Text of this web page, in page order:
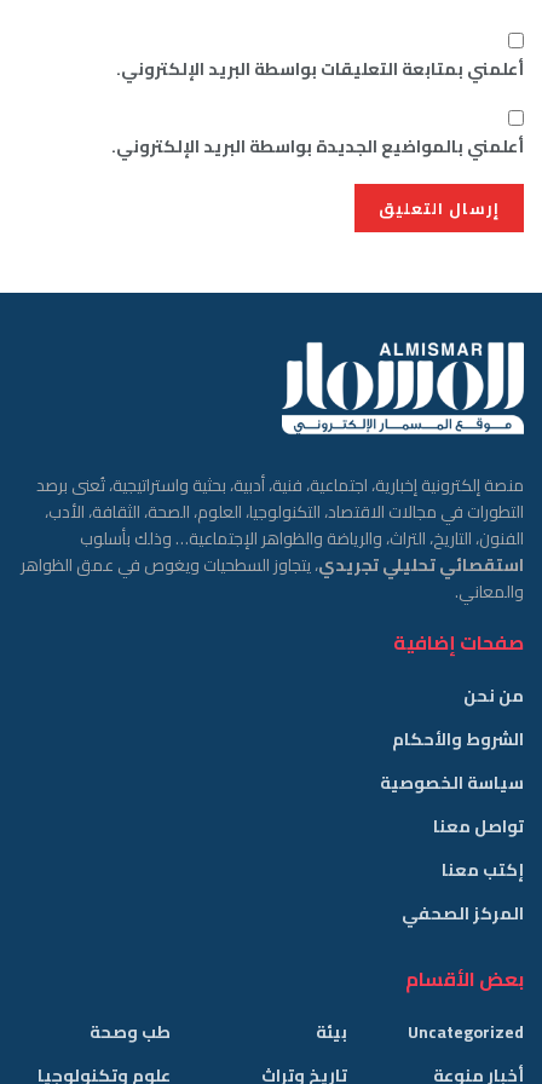
أعلمني بمتابعة التعليقات بواسطة البريد الإلكتروني.
أعلمني بالمواضيع الجديدة بواسطة البريد الإلكتروني.
منصة إلكترونية إخبارية، اجتماعية، فنية، أدبية، بحثية واستراتيجية، تُعنى برصد
التطورات في مجالات الاقتصاد، التكنولوجيا، العلوم، الصحة، الثقافة، الأدب،
الفنون، التاريخ، التراث، والرياضة والظواهر الإجتماعية… وذلك بأسلوب
استقصائي تحليلي تجريدي، يتجاوز السطحيات ويغوص في عمق الظواهر
والمعاني.
صفحات إضافية
من نحن
الشروط والأحكام
سياسة الخصوصية
تواصل معنا
إكتب معنا
المركز الصحفي
بعض الأقسام
Uncategorized
أخبار منوعة
بيئة
تاريخ وتراث
طب وصحة
علوم وتكنولوجيا